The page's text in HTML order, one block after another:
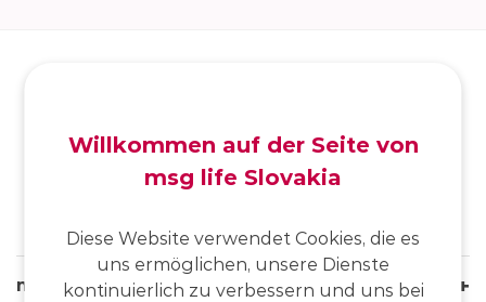
SK/EN/DE
msg life Slovakia
Willkommen auf der Seite von
msg life Slovakia
Diese Website verwendet Cookies, die es
uns ermöglichen, unsere Dienste
kontinuierlich zu verbessern und uns bei